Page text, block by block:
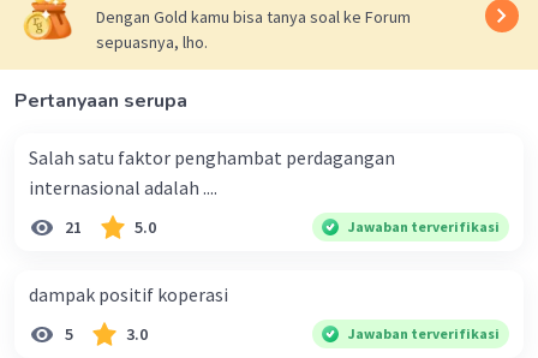
Dengan Gold kamu bisa tanya soal ke Forum
sepuasnya, lho.
Pertanyaan serupa
Salah satu faktor penghambat perdagangan
internasional adalah ....
21 5.0 Jawaban terverifikasi
dampak positif koperasi
5 3.0 Jawaban terverifikasi